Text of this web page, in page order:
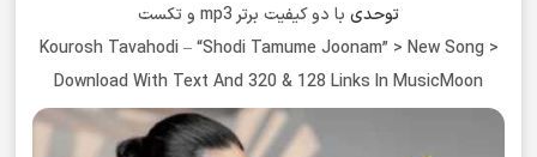
توحدی با دو کیفیت برتر mp3 و تکست
Kourosh Tavahodi – “Shodi Tamume Joonam” > New Song >
Download With Text And 320 & 128 Links In MusicMoon